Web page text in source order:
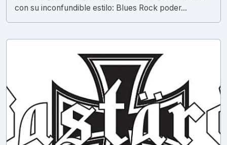
con su inconfundible estilo: Blues Rock poder...